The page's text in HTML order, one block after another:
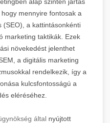
mennyire fontosak a
(SEO), a kattintásonkénti
marketing taktikák. Ezek
növekedést jelenthet
a digitális marketing
rendelkezik, így a
kulcsfontosságú a
eléréséhez.
által nyújtott